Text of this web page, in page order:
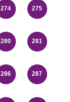
274 275
280 281
286 287